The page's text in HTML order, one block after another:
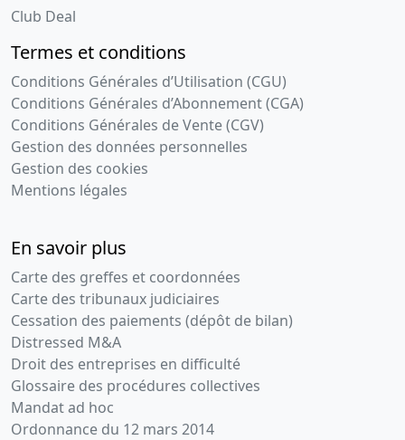
Club Deal
Termes et conditions
Conditions Générales d’Utilisation (CGU)
Conditions Générales d’Abonnement (CGA)
Conditions Générales de Vente (CGV)
Gestion des données personnelles
Gestion des cookies
Mentions légales
En savoir plus
Carte des greffes et coordonnées
Carte des tribunaux judiciaires
Cessation des paiements (dépôt de bilan)
Distressed M&A
Droit des entreprises en difficulté
Glossaire des procédures collectives
Mandat ad hoc
Ordonnance du 12 mars 2014